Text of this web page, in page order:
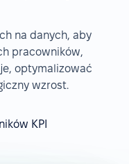
na danych, aby
pracowników,
optymalizować
wzrost.